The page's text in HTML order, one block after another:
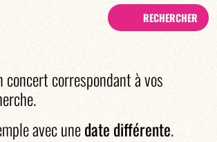
RECHERCHER
concert correspondant à vos
avec unedate différente.